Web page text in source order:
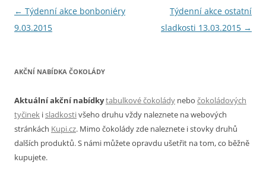
Navigace
pro
← Týdenní akce bonboniéry
9.03.2015
Týdenní akce ostatní
sladkosti 13.03.2015 →
AKČNÍ NABÍDKA ČOKOLÁDY
Aktuální akční nabídkytabulkové čokolády nebo čokoládových
tyčinek isladkostivšeho druhu vždy naleznete na webových
stránkách Kupi.cz. Mimo čokolády zde naleznete i stovky druhů
dalších produktů. S námi můžete opravdu ušetřit na tom, co běžně
kupujete.